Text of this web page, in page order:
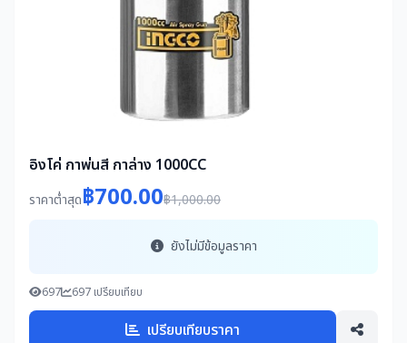
อิงโค่ กาพ่นสี กาล่าง 1000CC
ราคาต่ำสุด฿700.00฿1,000.00
ยังไม่มีข้อมูลราคา
697 697 เปรียบเทียบ
เปรียบเทียบราคา